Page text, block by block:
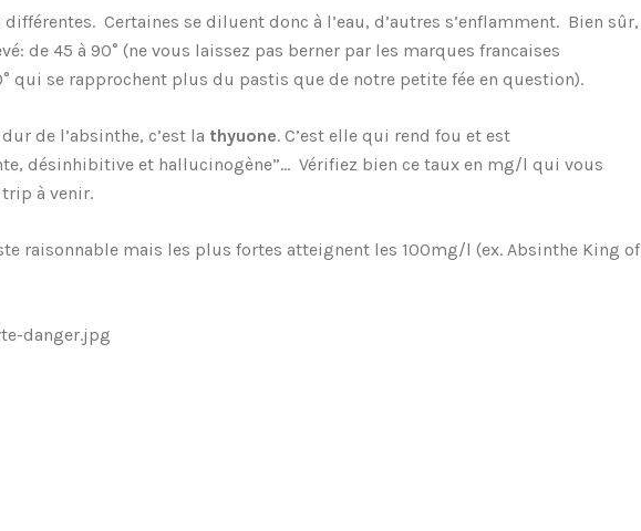
Certaines se diluent donc à l’eau, d’autres s’enflamment. Bien sûr,
de 45 à 90° (ne vous laissez pas berner par les marques francaises
qui se rapprochent plus du pastis que de notre petite fée en question).
de l’absinthe, c’est la thyuone. C’est elle qui rend fou et est
désinhibitive et hallucinogène”… Vérifiez bien ce taux en mg/l qui vous
à venir.
raisonnable mais les plus fortes atteignent les 100mg/l (ex. Absinthe King of